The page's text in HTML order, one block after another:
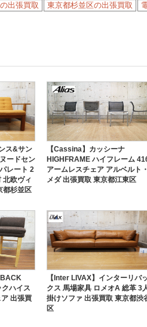
出張買取 東京都杉並区の出張買取
ス&サン
ードセン
レート 2
北欧ヴィ
都杉並区
【Cassina】カッシーナ
HIGHFRAME ハイフレーム
アームレスチェア アルベルト・
メダ 出張買取 東京都江東区
BACK
ハイス
出張買
【Inter LIVAX】インターリバ
クス 馬場家具 ロメオA 総革 3
掛けソファ 出張買取 東京都渋
区